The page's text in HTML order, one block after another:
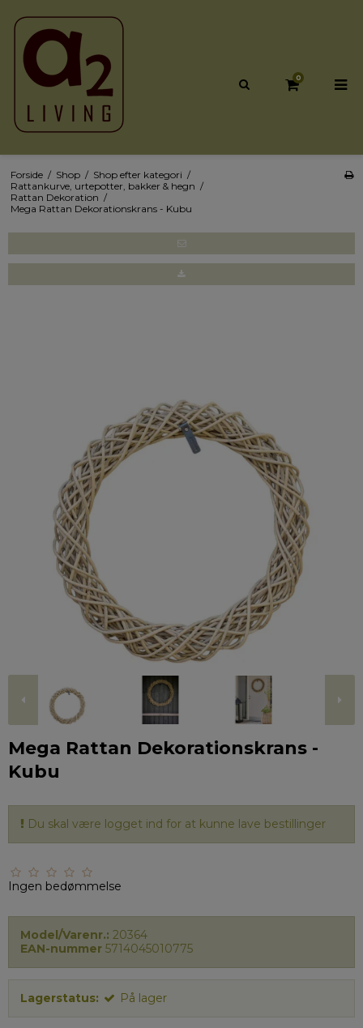
0
Forside / Shop / Shop efter kategori /
Rattankurve, urtepotter, bakker & hegn /
Rattan Dekoration /
Mega Rattan Dekorationskrans - Kubu
Mega Rattan Dekorationskrans -
Kubu
Du skal være logget ind for at kunne lave bestillinger
Ingen bedømmelse
Model/Varenr.: 20364
EAN-nummer 5714045010775
Lagerstatus: På lager